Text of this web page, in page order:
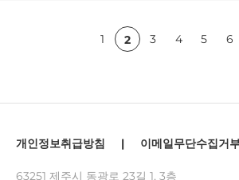
1 2 3 4 5 6
개인정보취급방침 | 이메일무단수집거
63251 제주시 동광로 23길 1, 3층